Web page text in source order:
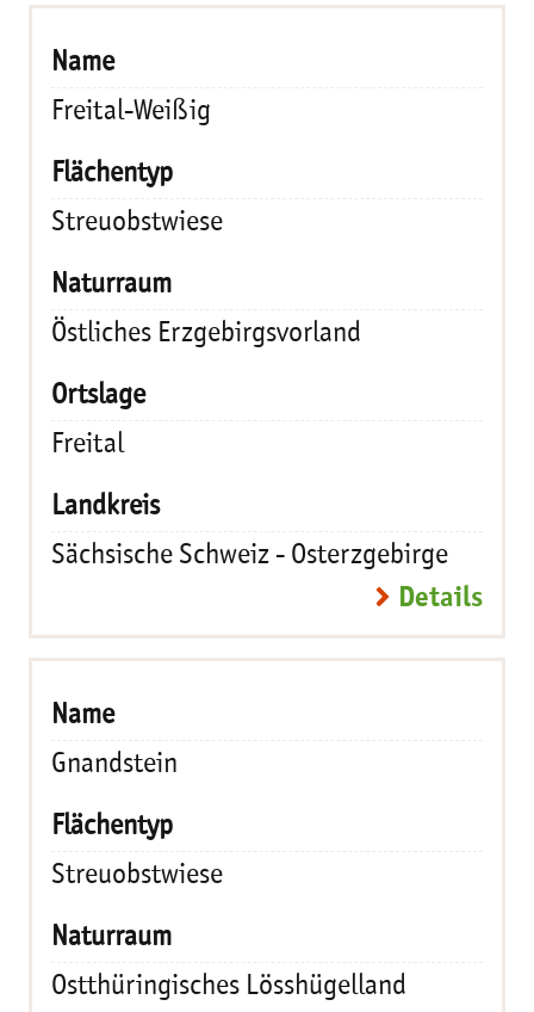
Freital-Weißig
Streuobstwiese
Östliches Erzgebirgsvorland
Freital
Sächsische Schweiz - Osterzgebirge
Details
Gnandstein
Streuobstwiese
Ostthüringisches Lösshügelland